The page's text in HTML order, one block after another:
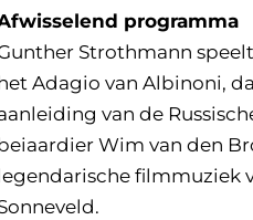
programma
Strothmann
Adagio van Albinoni,
van de
Wim van den
filmmuziek